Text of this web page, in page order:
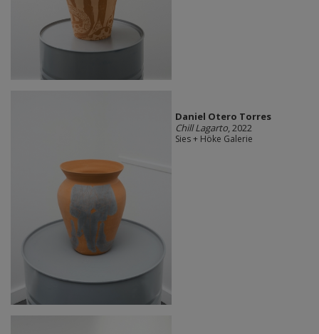
Daniel Otero Torres
Chill Lagarto, 2022
Sies + Höke Galerie